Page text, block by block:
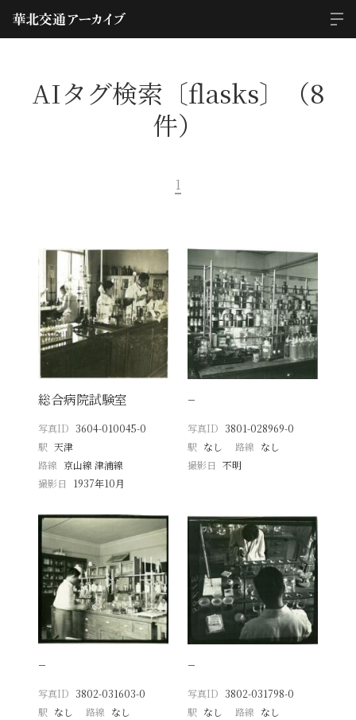
AIタグ検索〔flasks〕（8
件）
1
総合病院試験室
写真ID 3604-010045-0
駅 天津
路線 京山線 津浦線
撮影日
1937年10月
−
写真ID 3801-028969-0
駅 なし 路線 なし
撮影日 不明
−
写真ID 3802-031603-0
駅 なし 路線 なし
−
写真ID 3802-031798-0
駅 なし 路線 なし